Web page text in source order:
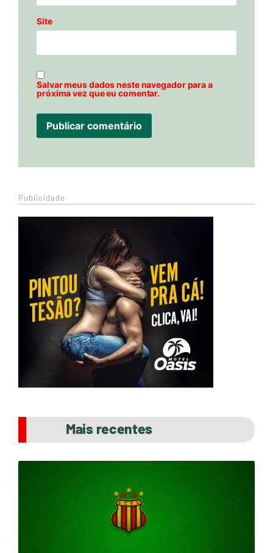
Site
Salvar meus dados neste navegador para a
próxima vez que eu comentar.
Publicidade
Mais recentes